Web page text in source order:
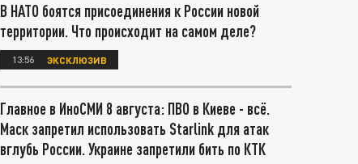
В НАТО боятся присоединения к России новой
территории. Что происходит на самом деле?
13:56 ЭКСКЛЮЗИВ
Главное в ИноСМИ 8 августа: ПВО в Киеве - всё.
Маск запретил использовать Starlink для атак
вглубь России. Украине запретили бить по КТК